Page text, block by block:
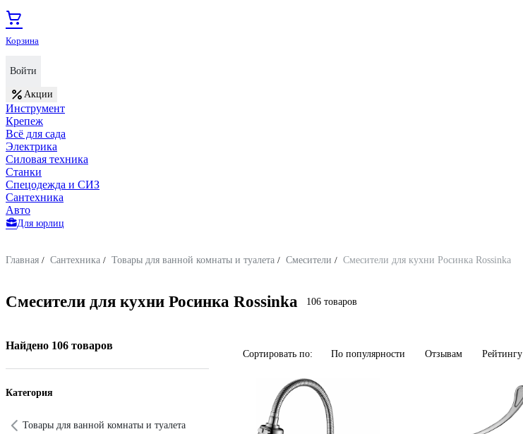
Корзина
Войти
Акции
Инструмент
Крепеж
Всё для сада
Электрика
Силовая техника
Станки
Спецодежда и СИЗ
Сантехника
Авто
Для юрлиц
Главная / Сантехника / Товары для ванной комнаты и туалета / Смесители / Смесители для кухни Росинка Rossinka
Смесители для кухни Росинка Rossinka 106 товаров
Найдено 106 товаров
Категория
Товары для ванной комнаты и туалета
Сортировать по: По популярности Отзывам Рейтингу